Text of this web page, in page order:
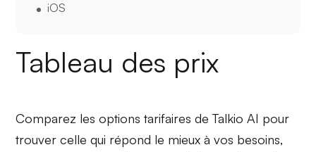
iOS
Tableau des prix
Comparez les options tarifaires de Talkio AI pour
trouver celle qui répond le mieux à vos besoins,